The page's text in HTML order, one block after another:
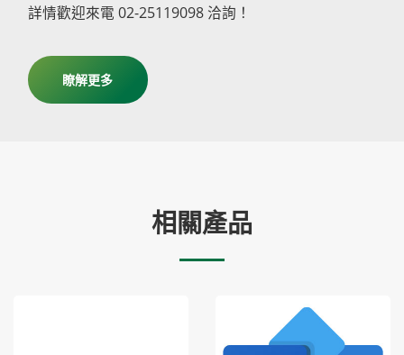
詳情歡迎來電 02-25119098 洽詢！
瞭解更多
相關產品